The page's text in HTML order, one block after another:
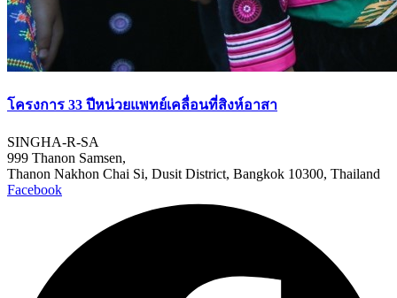
โครงการ 33 ปีหน่วยแพทย์เคลื่อนที่สิงห์อาสา
SINGHA-R-SA
999 Thanon Samsen,
Thanon Nakhon Chai Si, Dusit District, Bangkok 10300, Thailand
Facebook